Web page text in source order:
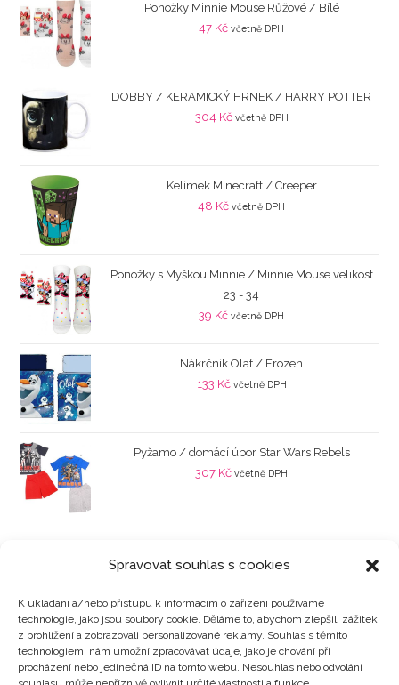
Spravovat souhlas s cookies
K ukládání a/nebo přístupu k informacím o zařízení používáme
technologie, jako jsou soubory cookie. Děláme to, abychom zlepšili zážitek
z prohlížení a zobrazovali personalizované reklamy. Souhlas s těmito
technologiemi nám umožní zpracovávat údaje, jako je chování při
procházení nebo jedinečná ID na tomto webu. Nesouhlas nebo odvolání
Ponožky Minnie Mouse Růžové / Bílé
47 Kč včetně DPH
DOBBY / KERAMICKÝ HRNEK / HARRY POTTER
304 Kč včetně DPH
Kelímek Minecraft / Creeper
48 Kč včetně DPH
Ponožky s Myškou Minnie / Minnie Mouse velikost
23 - 34
39 Kč včetně DPH
Nákrčník Olaf / Frozen
133 Kč včetně DPH
Pyžamo / domácí úbor Star Wars Rebels
307 Kč včetně DPH
Kategorie produktů